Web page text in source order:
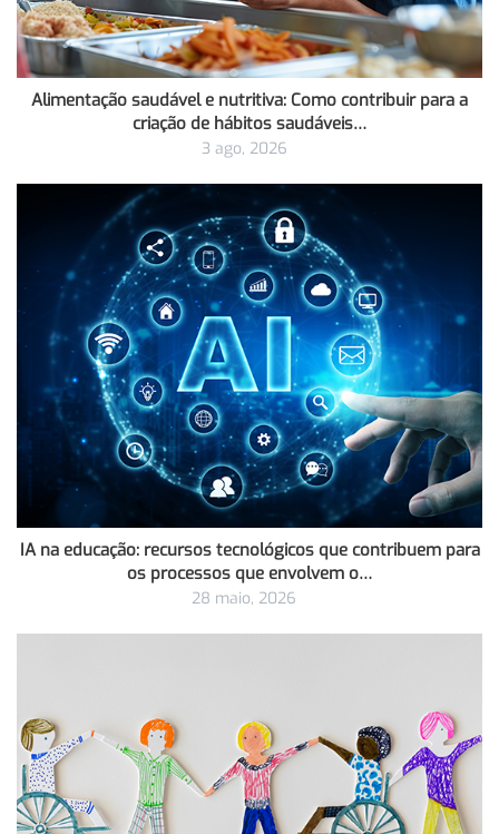
Alimentação saudável e nutritiva: Como contribuir para a
criação de hábitos saudáveis…
3 ago, 2026
IA na educação: recursos tecnológicos que contribuem para
os processos que envolvem o…
28 maio, 2026